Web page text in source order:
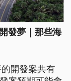
發夢｜那些海
開發案共有